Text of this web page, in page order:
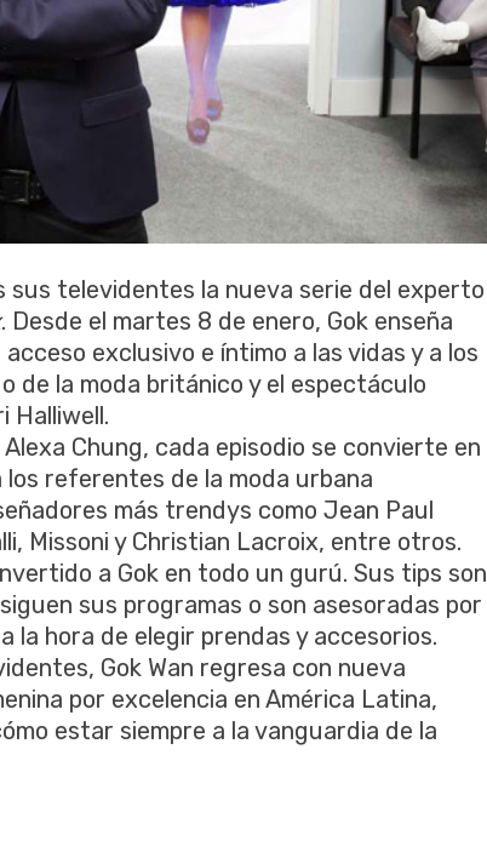
sus televidentes la nueva serie del experto
. Desde el martes 8 de enero, Gok enseña
exclusivo e íntimo a las vidas y a los
de la moda británico y el espectáculo
Halliwell.
Chung, cada episodio se convierte en
referentes de la moda urbana
más trendys como Jean Paul
Missoni y Christian Lacroix, entre otros.
a Gok en todo un gurú. Sus tips son
sus programas o son asesoradas por
la hora de elegir prendas y accesorios.
Gok Wan regresa con nueva
por excelencia en América Latina,
estar siempre a la vanguardia de la